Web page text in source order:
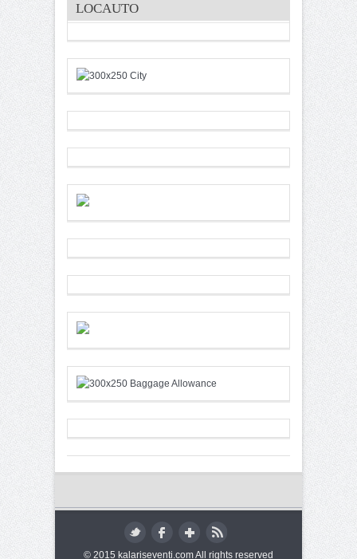
LOCAUTO
© 2015 kalariseventi.com All rights reserved